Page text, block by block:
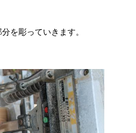
を彫っていきます。